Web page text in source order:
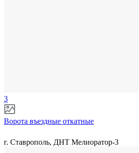
3
Ворота въездные откатные
г. Ставрополь, ДНТ Мелиоратор-3